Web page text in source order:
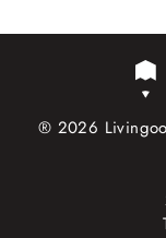
® 2026